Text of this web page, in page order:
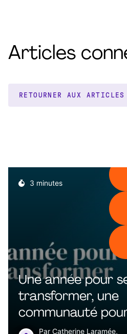
Articles
RETOURNER AUX ARTICLES
3 minutes
Une année pour
transformer, une
communauté
Par Catherine Laramée,